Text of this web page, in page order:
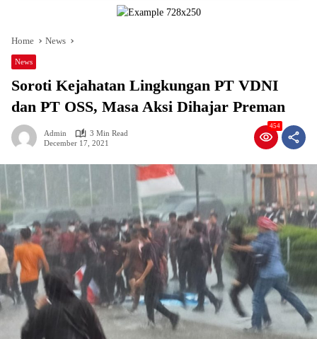
Home News
News
Soroti Kejahatan Lingkungan PT VDNI
dan PT OSS, Masa Aksi Dihajar Preman
Admin
3 Min Read
December 17, 2021
454